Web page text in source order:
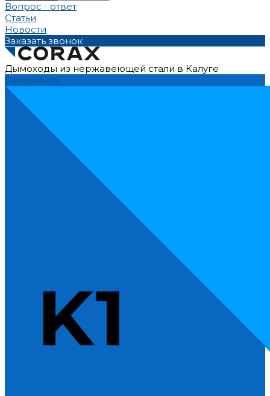
Вопрос - ответ
Статьи
Новости
Заказать звонок
Дымоходы из нержавеющей стали в Калуге
Продукция